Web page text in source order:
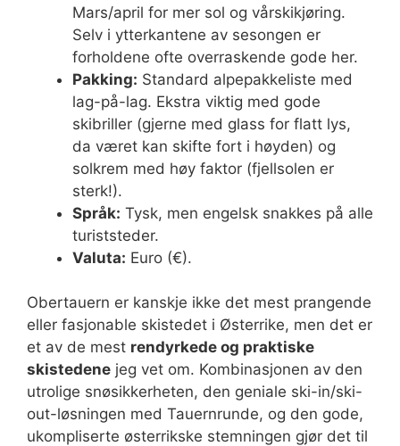
Mars/april for mer sol og vårskikjøring.
Selv i ytterkantene av sesongen er
forholdene ofte overraskende gode her.
Pakking: Standard alpepakkeliste med
lag-på-lag. Ekstra viktig med gode
skibriller (gjerne med glass for flatt lys,
da været kan skifte fort i høyden) og
solkrem med høy faktor (fjellsolen er
sterk!).
Språk: Tysk, men engelsk snakkes på alle
turiststeder.
Valuta: Euro (€).
Obertauern er kanskje ikke det mest prangende
eller fasjonable skistedet i Østerrike, men det er
et av de mest rendyrkede og praktiske
skistedene jeg vet om. Kombinasjonen av den
utrolige snøsikkerheten, den geniale ski-in/ski-
out-løsningen med Tauernrunde, og den gode,
ukompliserte østerrikske stemningen gjør det til